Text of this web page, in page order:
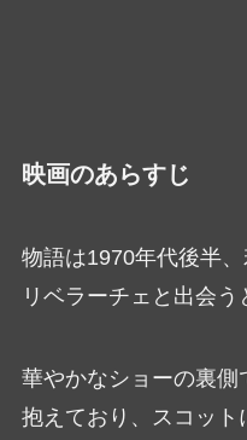
映画のあらすじ
物語は1970年代後半
リベラーチェと出会う
華やかなショーの裏側
抱えており、スコット